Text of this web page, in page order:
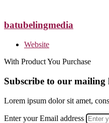
batubelingmedia
Website
With Product You Purchase
Subscribe to our mailing
Lorem ipsum dolor sit amet,
Enter your Email address